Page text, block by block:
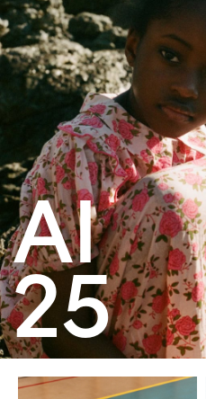
AI
25